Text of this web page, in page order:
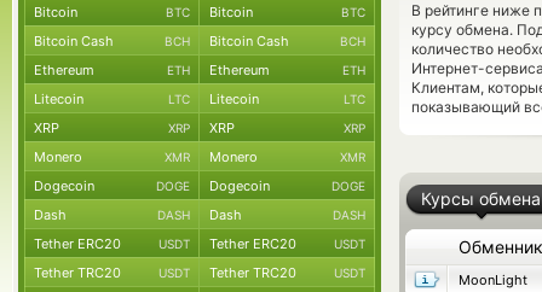
В рейтинге ниже
курсу обмена.
количество
Интернет-
Клиентам,
показывающий
Курсы обмена
Обменник
MoonLight
Bitcoin BTC Bitcoin BTC
Bitcoin Cash BCH Bitcoin Cash BCH
Ethereum ETH Ethereum ETH
Litecoin LTC Litecoin LTC
XRP XRP XRP XRP
Monero XMR Monero XMR
Dogecoin DOGE Dogecoin DOGE
Dash DASH Dash DASH
Tether ERC20 USDT Tether ERC20 USDT
Tether TRC20 USDT Tether TRC20 USDT